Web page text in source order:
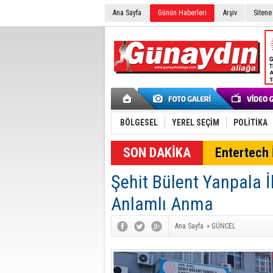
Ana Sayfa Günün Haberleri Arşiv
BÖLGESEL YEREL SEÇİM POLİTİKA
SON DAKİKA Entertech
Şehit Bülent Yanpala
Anlamlı Anma
Ana Sayfa » GÜNCEL